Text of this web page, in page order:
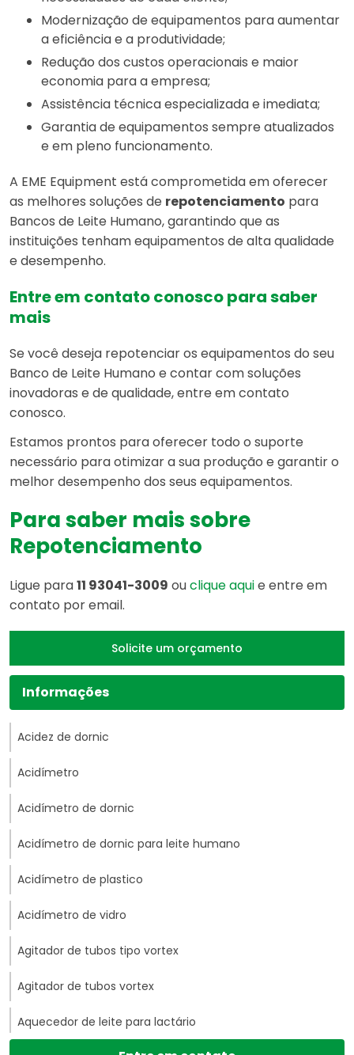
Modernização de equipamentos para aumentar
a eficiência e a produtividade;
Redução dos custos operacionais e maior
economia para a empresa;
Assistência técnica especializada e imediata;
Garantia de equipamentos sempre atualizados
e em pleno funcionamento.
A EME Equipment está comprometida em oferecer
as melhores soluções de repotenciamento para
Bancos de Leite Humano, garantindo que as
instituições tenham equipamentos de alta qualidade
e desempenho.
Entre em contato conosco para saber
mais
Se você deseja repotenciar os equipamentos do seu
Banco de Leite Humano e contar com soluções
inovadoras e de qualidade, entre em contato
conosco.
Estamos prontos para oferecer todo o suporte
necessário para otimizar a sua produção e garantir o
melhor desempenho dos seus equipamentos.
Para saber mais sobre
Repotenciamento
Ligue para11 93041-3009 ouclique aquie entre em
contato por email.
Solicite um orçamento
Informações
Acidez de dornic
Acidímetro
Acidímetro de dornic
Acidímetro de dornic para leite humano
Acidímetro de plastico
Acidímetro de vidro
Agitador de tubos tipo vortex
Agitador de tubos vortex
Aquecedor de leite para lactário